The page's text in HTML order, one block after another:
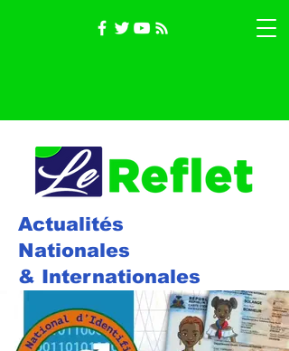
Actualités
Nationales
& Internationales